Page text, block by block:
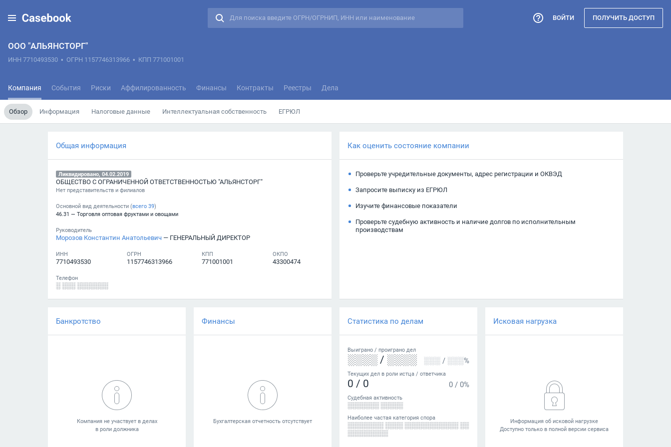
ООО "АЛЬЯНСТОРГ"
ИНН 7710493530 • ОГРН 1157746313966 • КПП 771001001
Компания События Риски Аффилированность Финансы Контракты Реестры Дела
Обзор Информация Налоговые данные Интеллектуальная собственность ЕГРЮЛ
ВОЙТИ ПОЛУЧИТЬ ДОСТУП
Общая информация
Ликвидировано, 04.02.2019
ОБЩЕСТВО С ОГРАНИЧЕННОЙ ОТВЕТСТВЕННОСТЬЮ "АЛЬЯНСТОРГ"
Нет представительств и филиалов
Основной вид деятельности (всего 39)
46.31 — Торговля оптовая фруктами и овощами
Руководитель
Морозов Константин Анатольевич — ГЕНЕРАЛЬНЫЙ ДИРЕКТОР
ИНН
7710493530
ОГРН
1157746313966
КПП
771001001
ОКПО
43300474
Телефон
░ ░░░ ░░░░░░░
Как оценить состояние компании
Проверьте учредительные документы, адрес регистрации и ОКВЭД
Запросите выписку из ЕГРЮЛ
Изучите финансовые показатели
Проверьте судебную активность и наличие долгов по исполнительным
производствам
Банкротство Финансы Статистика по делам
Выиграно / проиграно дел
░░░░ / ░░░░ ░░░ / ░░░%
Текущих дел в роли истца / ответчика
0 / 0 0 / 0%
Судебная активность
░░░░░░░ ░░░░░
Наиболее частая категория спора
░░░░░░░░ ░░░░ ░░░░░░░░░░░░ ░░
░░░░░░░░░
Исковая нагрузка